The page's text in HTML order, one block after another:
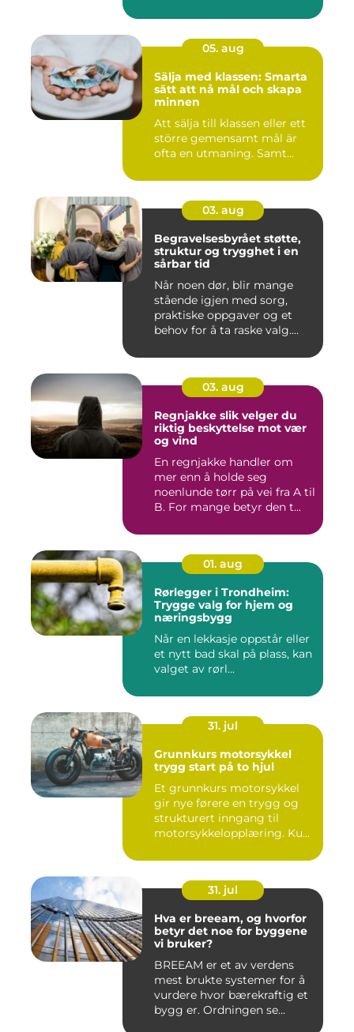
05. aug
Sälja med klassen: Smarta
sätt att nå mål och skapa
minnen
Att sälja till klassen eller ett
större gemensamt mål är
ofta en utmaning. Samt...
03. aug
Begravelsesbyrået støtte,
struktur og trygghet i en
sårbar tid
Når noen dør, blir mange
stående igjen med sorg,
praktiske oppgaver og et
behov for å ta raske valg....
03. aug
Regnjakke slik velger du
riktig beskyttelse mot vær
og vind
En regnjakke handler om
mer enn å holde seg
noenlunde tørr på vei fra A til
B. For mange betyr den t...
01. aug
Rørlegger i Trondheim:
Trygge valg for hjem og
næringsbygg
Når en lekkasje oppstår eller
et nytt bad skal på plass, kan
valget av rørl...
31. jul
Grunnkurs motorsykkel
trygg start på to hjul
Et grunnkurs motorsykkel
gir nye førere en trygg og
strukturert inngang til
motorsykkelopplæring. Ku...
31. jul
Hva er breeam, og hvorfor
betyr det noe for byggene
vi bruker?
BREEAM er et av verdens
mest brukte systemer for å
vurdere hvor bærekraftig et
bygg er. Ordningen se...